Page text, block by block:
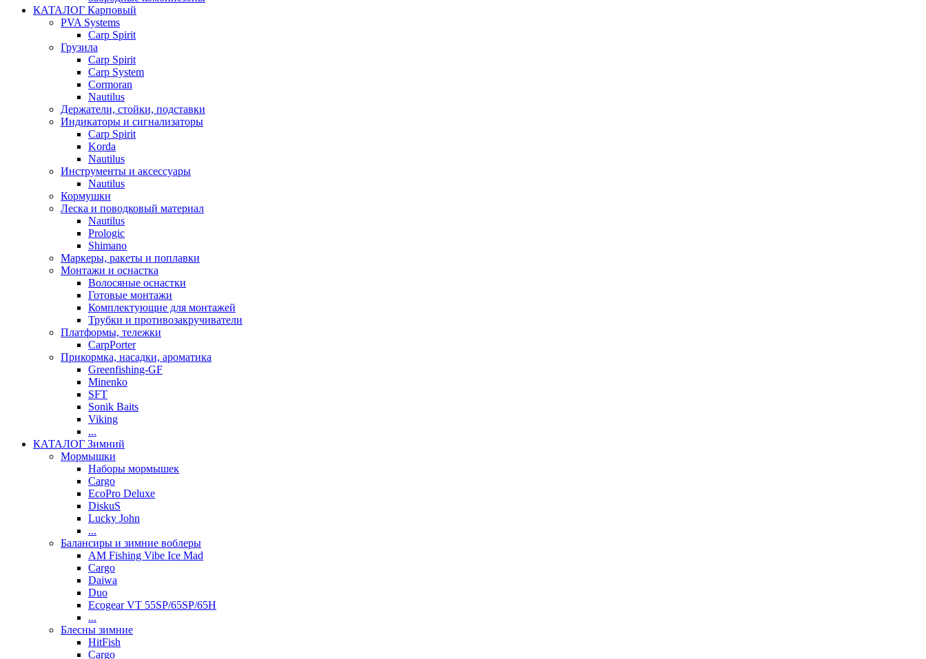
КАТАЛОГ Карповый
PVA Systems
Carp Spirit
Грузила
Carp Spirit
Carp System
Cormoran
Nautilus
Держатели, стойки, подставки
Индикаторы и сигнализаторы
Carp Spirit
Korda
Nautilus
Инструменты и аксессуары
Nautilus
Кормушки
Леска и поводковый материал
Nautilus
Prologic
Shimano
Маркеры, ракеты и поплавки
Монтажи и оснастка
Волосяные оснастки
Готовые монтажи
Комплектующие для монтажей
Трубки и противозакручиватели
Платформы, тележки
CarpPorter
Прикормка, насадки, ароматика
Greenfishing-GF
Minenko
SFT
Sonik Baits
Viking
...
КАТАЛОГ Зимний
Мормышки
Наборы мормышек
Cargo
EcoPro Deluxe
DiskuS
Lucky John
...
Балансиры и зимние воблеры
AM Fishing Vibe Ice Mad
Cargo
Daiwa
Duo
Ecogear VT 55SP/65SP/65H
...
Блесны зимние
HitFish
Cargo